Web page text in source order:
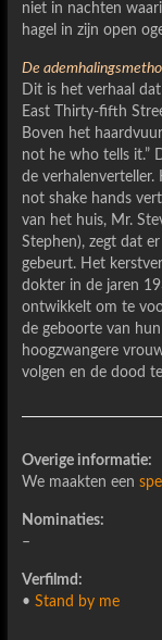
niet in nachten
hagel in zijn open
De
Dit is het verhaal
East Thirty-fifth
Boven het
not he who tells it.”
de
not shake hands
van het huis, Mr.
Stephen), zegt dat
gebeurt. Het
dokter in de jaren
ontwikkelt om te
de geboorte van
hoogzwangere
volgen en de dood
Overige informatie:
We maakten een
Nominaties:
–
Verfilmd:
• Stand by me